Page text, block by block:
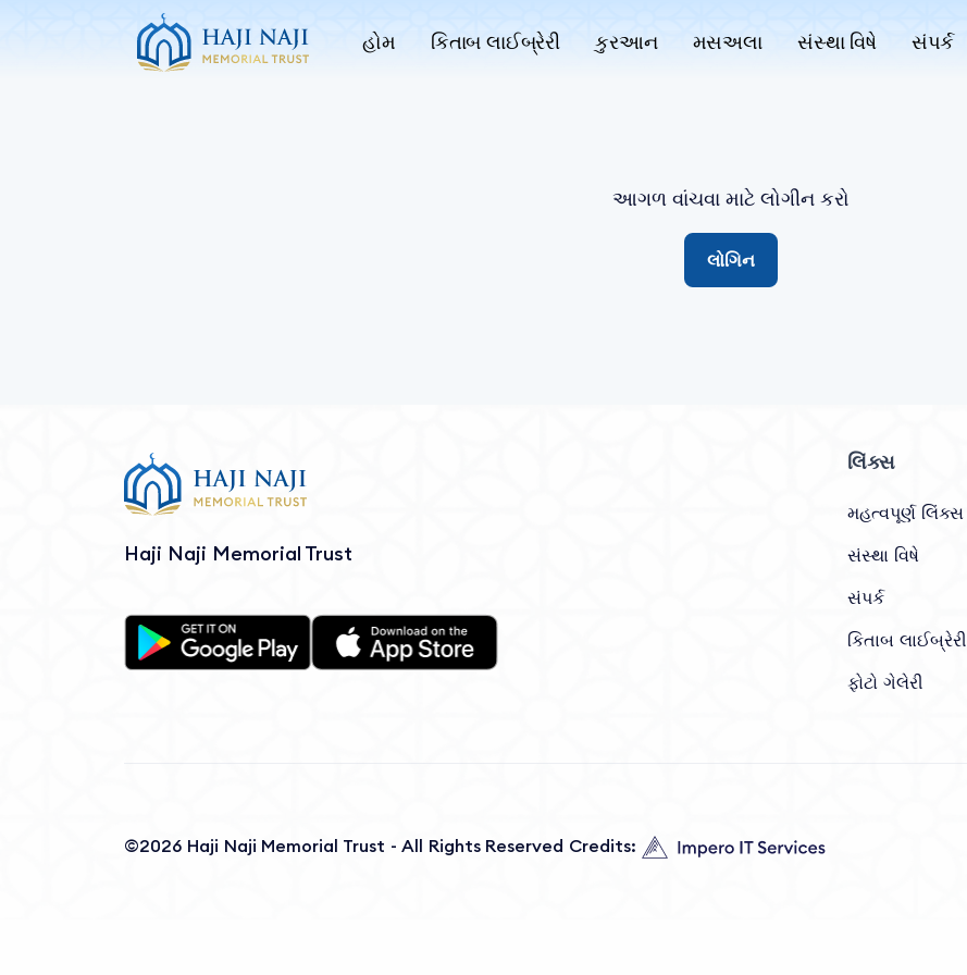
હોમ કિતાબ લાઈબ્રેરી કુરઆન મસઅલા સંસ્થા વિષે સંપર્ક
આગળ વાંચવા માટે લોગીન કરો
લોગિન
Haji Naji Memorial Trust
લિંક્સ
મહત્વપૂર્ણ લિંક્સ
સંસ્થા વિષે
સંપર્ક
કિતાબ લાઈબ્રેરી
ફોટો ગેલેરી
©2026 Haji Naji Memorial Trust - All Rights Reserved Credits: